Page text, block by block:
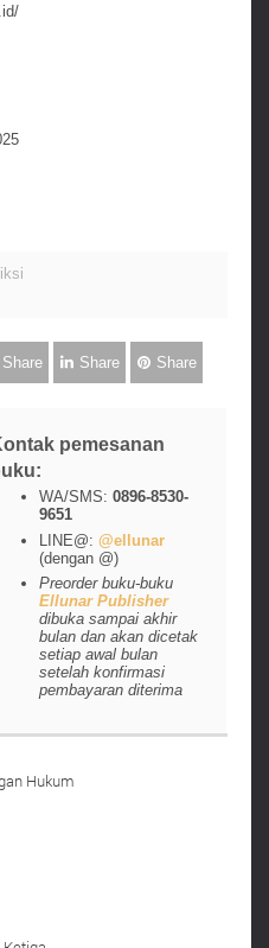
Share Share Share
pemesanan
WA/SMS:0896-8530-
9651
LINE@:@ellunar
(dengan @)
Preorder buku-buku
Ellunar Publisher
dibuka sampai akhir
bulan dan akan dicetak
setiap awal bulan
setelah konfirmasi
pembayaran diterima
Hukum